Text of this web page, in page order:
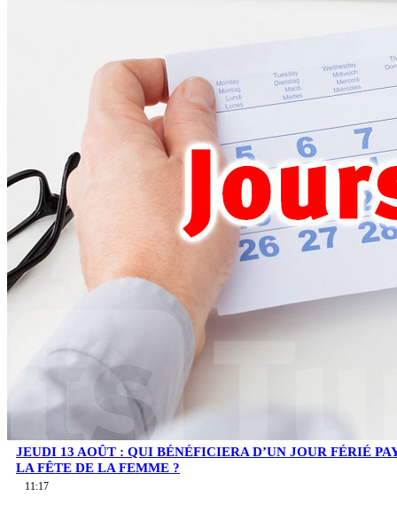
JEUDI 13 AOÛT : QUI BÉNÉFICIERA D’UN JOUR FÉRIÉ
LA FÊTE DE LA FEMME ?
11:17